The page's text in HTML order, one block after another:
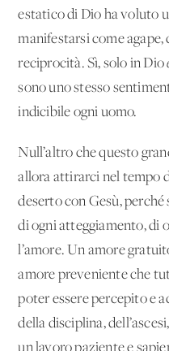
estatico di Dio ha voluto
manifestarsi come
reciprocità. Sì, solo in Dio
sono uno stesso
indicibile ogni uomo.
Null’altro che questo
allora attirarci nel tempo
deserto con Gesù,
di ogni atteggiamento, di
l’amore. Un amore
amore preveniente che
poter essere percepito e
della disciplina,
un lavoro paziente e